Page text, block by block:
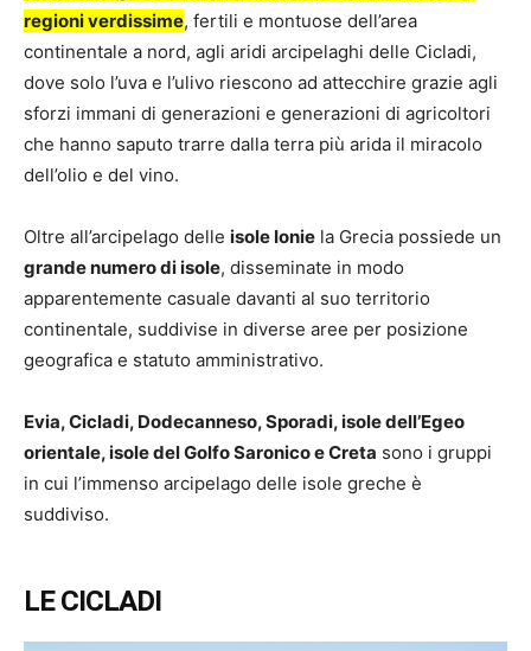
regioni verdissime, fertili e montuose dell’area
continentale a nord, agli aridi arcipelaghi delle Cicladi,
dove solo l’uva e l’ulivo riescono ad attecchire grazie agli
sforzi immani di generazioni e generazioni di agricoltori
che hanno saputo trarre dalla terra più arida il miracolo
dell’olio e del vino.
Oltre all’arcipelago delle isole Ionie la Grecia possiede un
grande numero di isole, disseminate in modo
apparentemente casuale davanti al suo territorio
continentale, suddivise in diverse aree per posizione
geografica e statuto amministrativo.
Evia, Cicladi, Dodecanneso, Sporadi, isole dell’Egeo
orientale, isole del Golfo Saronico e Creta sono i gruppi
in cui l’immenso arcipelago delle isole greche è
suddiviso.
LE CICLADI